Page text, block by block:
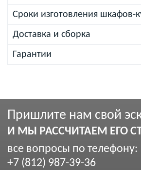
Сроки изготовления шкафов-
Доставка и сборка
Гарантии
Пришлите нам свой
И МЫ РАССЧИТАЕМ ЕГО
все вопросы по телефону:
+7 (812) 987-39-36